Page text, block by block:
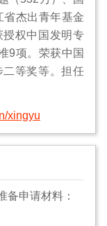
省杰出青年基金
授权中国发明专
9项。荣获中国
等奖等。担任
xingyu
备申请材料：